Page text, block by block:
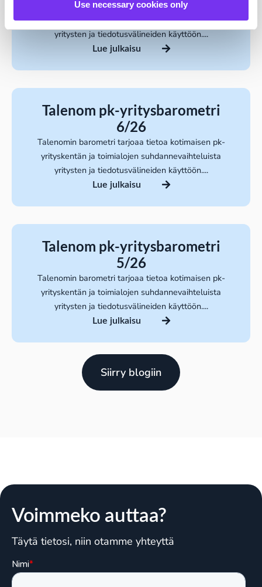
Use necessary cookies only
Talenomin barometri tarjoaa tietoa kotimaisen pk-
yrityskentän ja toimialojen suhdannevaihteluista
yritysten ja tiedotusvälineiden käyttöön....
Lue julkaisu
Talenom pk-yritysbarometri
6/26
Talenomin barometri tarjoaa tietoa kotimaisen pk-
yrityskentän ja toimialojen suhdannevaihteluista
yritysten ja tiedotusvälineiden käyttöön....
Lue julkaisu
Talenom pk-yritysbarometri
5/26
Talenomin barometri tarjoaa tietoa kotimaisen pk-
yrityskentän ja toimialojen suhdannevaihteluista
yritysten ja tiedotusvälineiden käyttöön....
Lue julkaisu
Siirry blogiin
Voimmeko auttaa?
Täytä tietosi, niin otamme yhteyttä